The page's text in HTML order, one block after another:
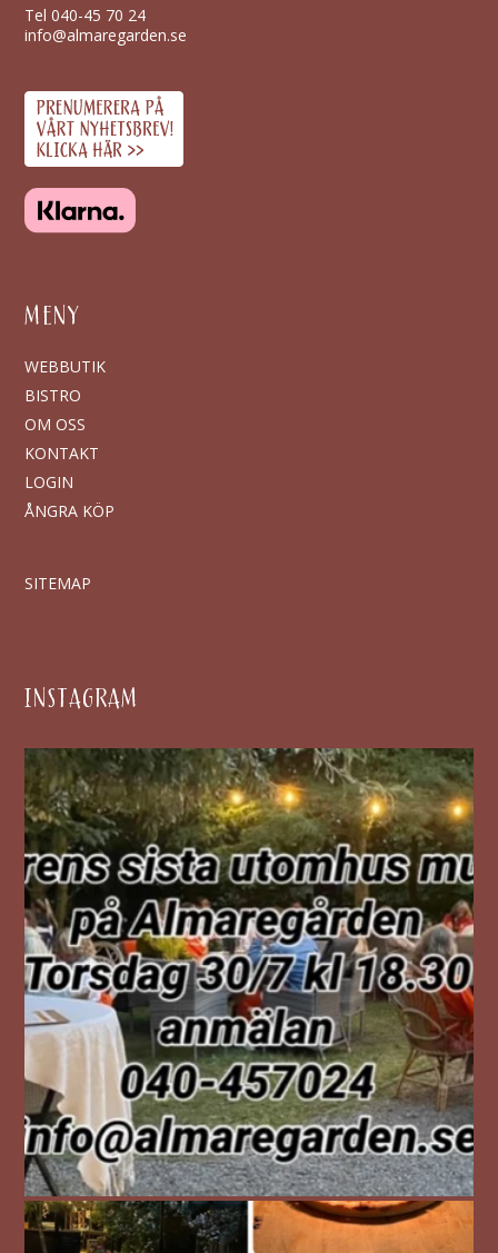
Tel040-45 70 24
info@almaregarden.se
MENY
WEBBUTIK
BISTRO
OM OSS
KONTAKT
LOGIN
ÅNGRA KÖP
SITEMAP
INSTAGRAM